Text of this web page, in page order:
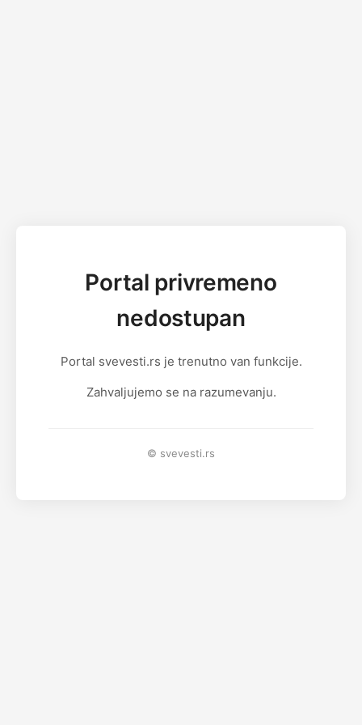
Portal privremeno
nedostupan
Portal svevesti.rs je trenutno van funkcije.
Zahvaljujemo se na razumevanju.
© svevesti.rs